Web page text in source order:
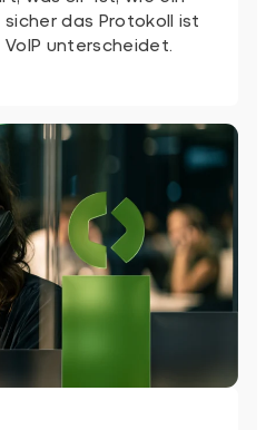
das Protokoll ist
VoIP unterscheidet.